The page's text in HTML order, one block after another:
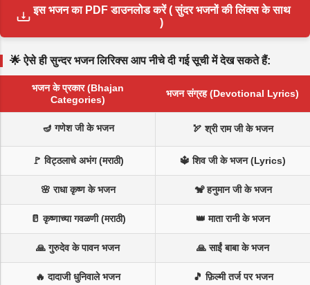
इस भजन का PDF डाउनलोड करें ( सुंदर भजनों की लिंक्स के साथ
)
🌟 ऐसे ही सुन्दर भजन लिरिक्स आप नीचे दी गई सूची में देख सकते हैं:
भजन के प्रकार (Bhajan
Categories)
भजन संग्रह (Devotional Lyrics)
🪔 गणेश जी के भजन 🏹 श्री राम जी के भजन
🚩 विट्ठलाचे अभंग (मराठी) 🔱 शिव जी के भजन (Lyrics)
🌸 राधा कृष्ण के भजन 🐒 हनुमान जी के भजन
🥛 कृष्णाच्या गवळणी (मराठी) 👑 माता रानी के भजन
🙏 गुरुदेव के पावन भजन 🙏 साईं बाबा के भजन
🔥 दादाजी धुनिवाले भजन 🎵 फ़िल्मी तर्ज पर भजन